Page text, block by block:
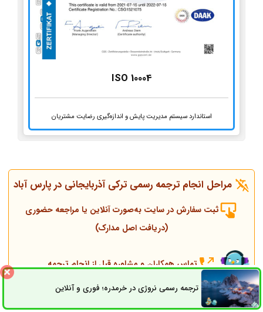
ISO 10004
استاندارد سیستم مدیریت پایش و اندازه‌گیری رضایت مشتریان
مراحل انجام ترجمه رسمی ترکی آذربایجانی در پارس آباد
ثبت سفارش در سایت به‌صورت آنلاین یا مراجعه حضوری
(دریافت اصل مدارک)
تماس همکاران و مشاوره قبل از انجام ترجمه
ترجمه رسمی نروژی در خرمدره؛ فوری و آنلاینثبت سفارش راه های ارتباطی